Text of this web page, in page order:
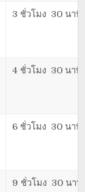
3 ชั่วโมง 30 นาที
4 ชั่วโมง 30 นาที
6 ชั่วโมง 30 นาที
9 ชั่วโมง 30 นาที